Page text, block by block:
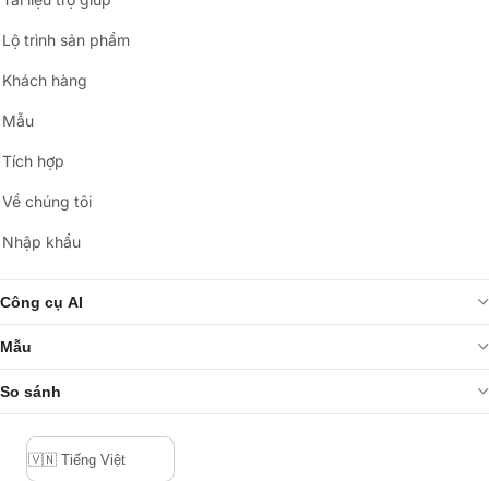
Lộ trình sản phẩm
Khách hàng
Mẫu
Tích hợp
Về chúng tôi
Nhập khẩu
Công cụ AI
Mẫu
So sánh